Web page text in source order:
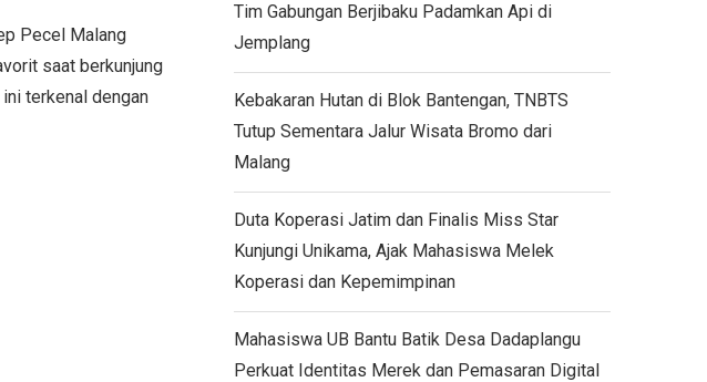
Pecel Malang
saat berkunjung
terkenal dengan
Tim Gabungan Berjibaku Padamkan Api di
Jemplang
Kebakaran Hutan di Blok Bantengan, TNBTS
Tutup Sementara Jalur Wisata Bromo dari
Malang
Duta Koperasi Jatim dan Finalis Miss Star
Kunjungi Unikama, Ajak Mahasiswa Melek
Koperasi dan Kepemimpinan
Mahasiswa UB Bantu Batik Desa Dadaplangu
Perkuat Identitas Merek dan Pemasaran Digital